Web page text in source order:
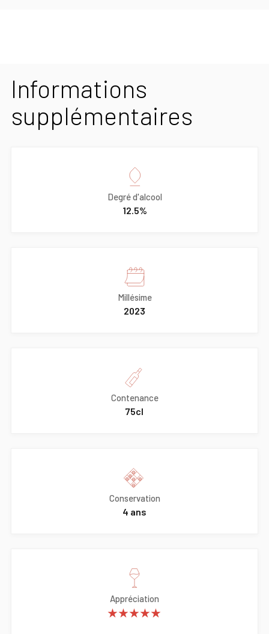
Informations
supplémentaires
Degré d'alcool
12.5%
Millésime
2023
Contenance
75cl
Conservation
4 ans
Appréciation
★★★★★